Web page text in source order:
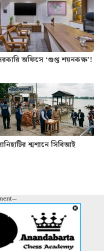
অফিসে ‘গুপ্ত শয়নকক্ষ’!
শ্মশানে সিবিআই